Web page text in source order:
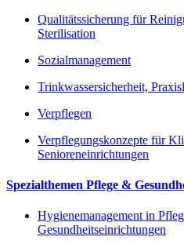
Qualitätssicherung für
Sterilisation
Sozialmanagement
Trinkwassersicherheit,
Verpflegen
Verpflegungskonzepte für
Senioreneinrichtungen
Spezialthemen Pflege &
Hygienemanagement in
Gesundheitseinrichtungen